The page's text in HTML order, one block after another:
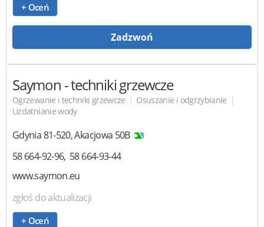
+ Oceń
Zadzwoń
Saymon - techniki grzewcze
Ogrzewanie i techniki grzewcze | Osuszanie i odgrzybianie |
Uzdatnianie wody
Gdynia81-520,Akacjowa 50B
58 664-92-96 58 664-93-44
www.saymon.eu
zgłoś do aktualizacji
+ Oceń